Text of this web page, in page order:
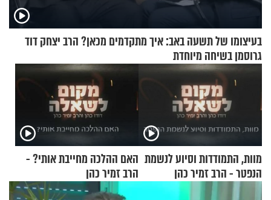
בעיצומו של תשעה באב: איך מתקדמים מכאן? הרב יצחק דוד
גרוסמן בשיחה מיוחדת
מוות, התמודדות וסיוע לנשמת
הנפטר - הרב זמיר כהן
האם ההלכה מחייבת אותי? -
הרב זמיר כהן